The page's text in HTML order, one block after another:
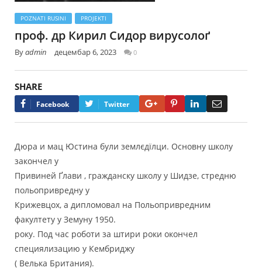
POZNATI RUSINI PROJEKTI
проф. др Кирил Сидор вирусолоґ
Byadmin децембар 6, 2023 0
SHARE
Facebook Twitter Google+PinterestLinkedIn
Дюра и мац Юстина були землєдїлци. Основну школу
закончел у
Привиней Ґлави , гражданску школу у Шидзе, стредню
польопривредну у
Крижевцох, а дипломовал на Польопривредним
факултету у Земуну 1950.
року. Под час роботи за штири роки окончел
специялизацию у Кембриджу
( Велька Британия).